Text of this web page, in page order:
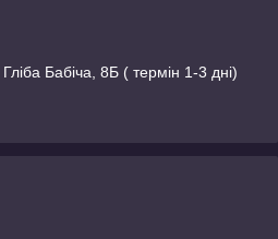
Бабіча, 8Б ( термін 1-3 дні)